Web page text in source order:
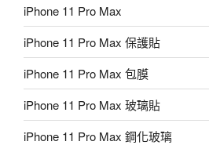
iPhone 11 Pro Max
iPhone 11 Pro Max 保護貼
iPhone 11 Pro Max 包膜
iPhone 11 Pro Max 玻璃貼
iPhone 11 Pro Max 鋼化玻璃